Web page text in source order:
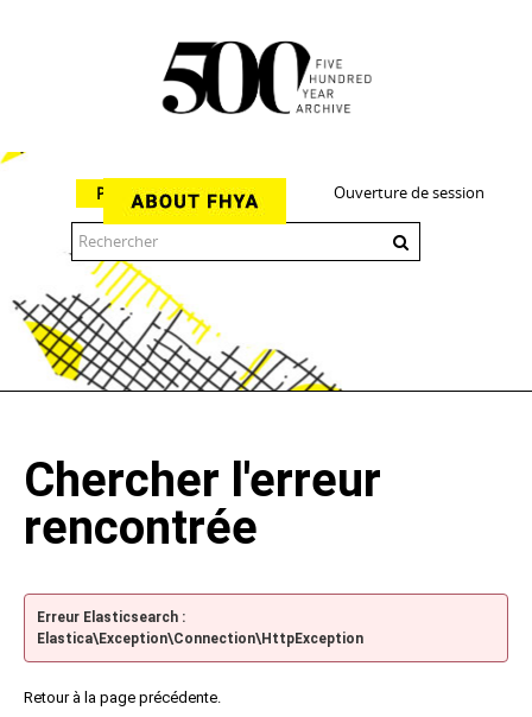
Ouverture de session
Parcourir
Chercher l'erreur
rencontrée
Erreur Elasticsearch :
Elastica\Exception\Connection\HttpException
Retour à la page précédente.